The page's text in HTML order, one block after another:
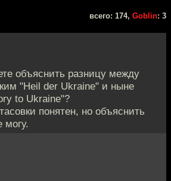
всего: 174, Goblin: 3
объяснить разницу между
"Heil der Ukraine" и ныне
to Ukraine"?
понятен, но объяснить
могу.